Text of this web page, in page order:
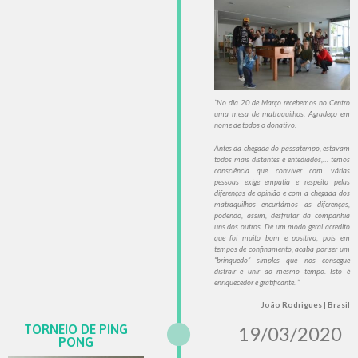
“No dia 20 de Março recebemos no Centro
uma mesa de matraquilhos. Agradeço em
nome de todos o donativo.
Antes da chegada do passatempo, estavam
todos mais distantes e entediados,… temos
consciência que conviver com várias
pessoas exige empatia e respeito pelas
diferenças de opinião e com a chegada dos
matraquilhos encurtámos as diferenças,
podendo, assim, desfrutar da companhia
uns dos outros. De um modo geral acredito
que foi muito bom e positivo, pois em
tempos de confinamento, acaba por ser um
“brinquedo” simples que nos consegue
distrair e unir ao mesmo tempo. Isto é
enriquecedor e gratificante. ”
João Rodrigues | Brasil
TORNEIO DE PING
PONG
19/03/2020